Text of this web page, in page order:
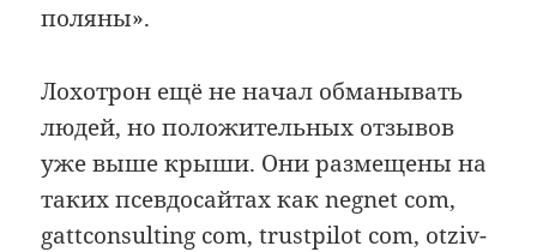
поляны».
Лохотрон ещё не начал обманывать
людей, но положительных отзывов
уже выше крыши. Они размещены на
таких псевдосайтах как negnet com,
gattconsulting com, trustpilot com, otziv-